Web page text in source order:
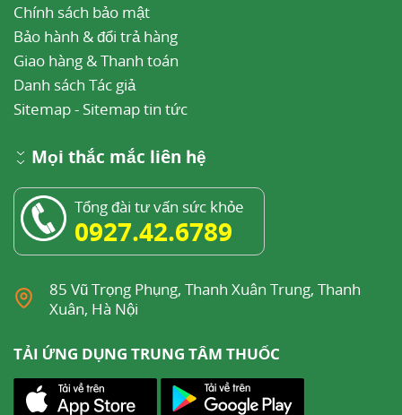
Chính sách bảo mật
Bảo hành & đổi trả hàng
Giao hàng & Thanh toán
Danh sách Tác giả
Sitemap- Sitemap tin tức
Mọi thắc mắc liên hệ
Tổng đài tư vấn sức khỏe
0927.42.6789
85 Vũ Trọng Phụng, Thanh Xuân Trung, Thanh
Xuân, Hà Nội
TẢI ỨNG DỤNG TRUNG TÂM THUỐC